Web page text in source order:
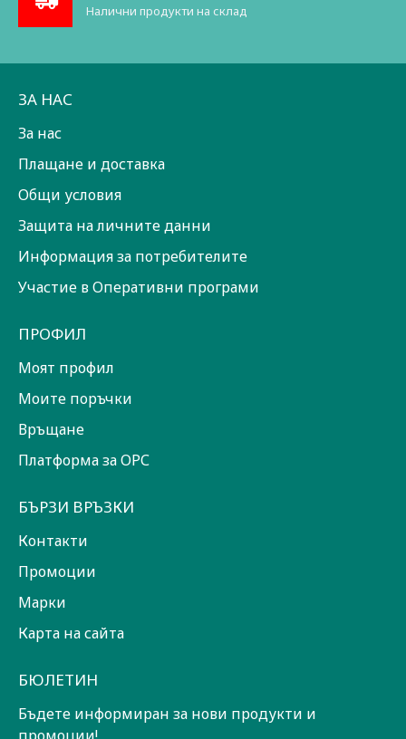
Налични продукти на склад
ЗА НАС
За нас
Плащане и доставка
Общи условия
Защита на личните данни
Информация за потребителите
Участие в Оперативни програми
ПРОФИЛ
Моят профил
Моите поръчки
Връщане
Платформа за ОРС
БЪРЗИ ВРЪЗКИ
Контакти
Промоции
Марки
Карта на сайта
БЮЛЕТИН
Бъдете информиран за нови продукти и